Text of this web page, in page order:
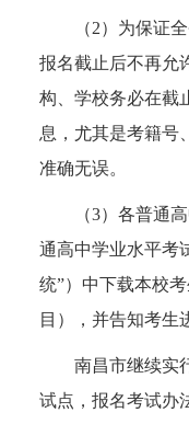
（2）为保证
报名截止后不再允
构、学校务必在截
息，尤其是考籍号
准确无误。
（3）各普通
通高中学业水平考
统”）中下载本校
目），并告知考生
南昌市继续实
试点，报名考试办